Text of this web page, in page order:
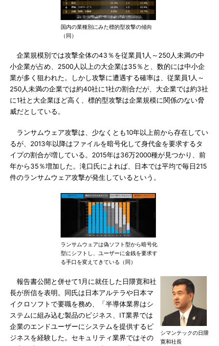
国内の業種別にみた標的型攻撃の傾向
（同）
企業規模別では攻撃全体の43％を従業員1人～250人未満の中
小企業が占め、2500人以上の大企業は35％と、数的には中小企
業が多く狙われた。しかし攻撃に遭遇する確率は、従業員1人～
250人未満の企業では約40社に1社の割合だが、大企業では約3社
に1社と大企業ほど高く、標的型攻撃は企業規模に関係のない脅
威だとしている。
ランサムウェア攻撃は、少なくとも10年以上前から存在してい
るが、2013年以降はファイルを暗号化して身代金を要求するタ
イプの割合が増している。2015年は36万2000種が見つかり、前
年から35％増加した。滝口氏によれば、日本では平均で毎日215
件のランサムウェア攻撃が発生しているという。
ランサムウェアは偽ソフト型から暗号化
型にシフトし、ユーザーに金銭を要求す
る手口を変えてきている（同）
シマンテックの日隈
寛和社長
報告書公開と併せて1月に就任した日隈寛和社
長が所信を表明。同氏は日本アルテラや日本マ
イクロソフトで要職を務め、「半導体業界はシ
ステムに組み込む製品のビジネス、IT業界では
企業のエンドユーザーにシステムを提供するビ
ジネスを経験した。セキュリティ業界ではその